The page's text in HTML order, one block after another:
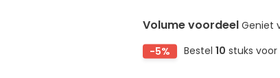
Volume voordeelGeniet
-5%
Bestel10 stuks